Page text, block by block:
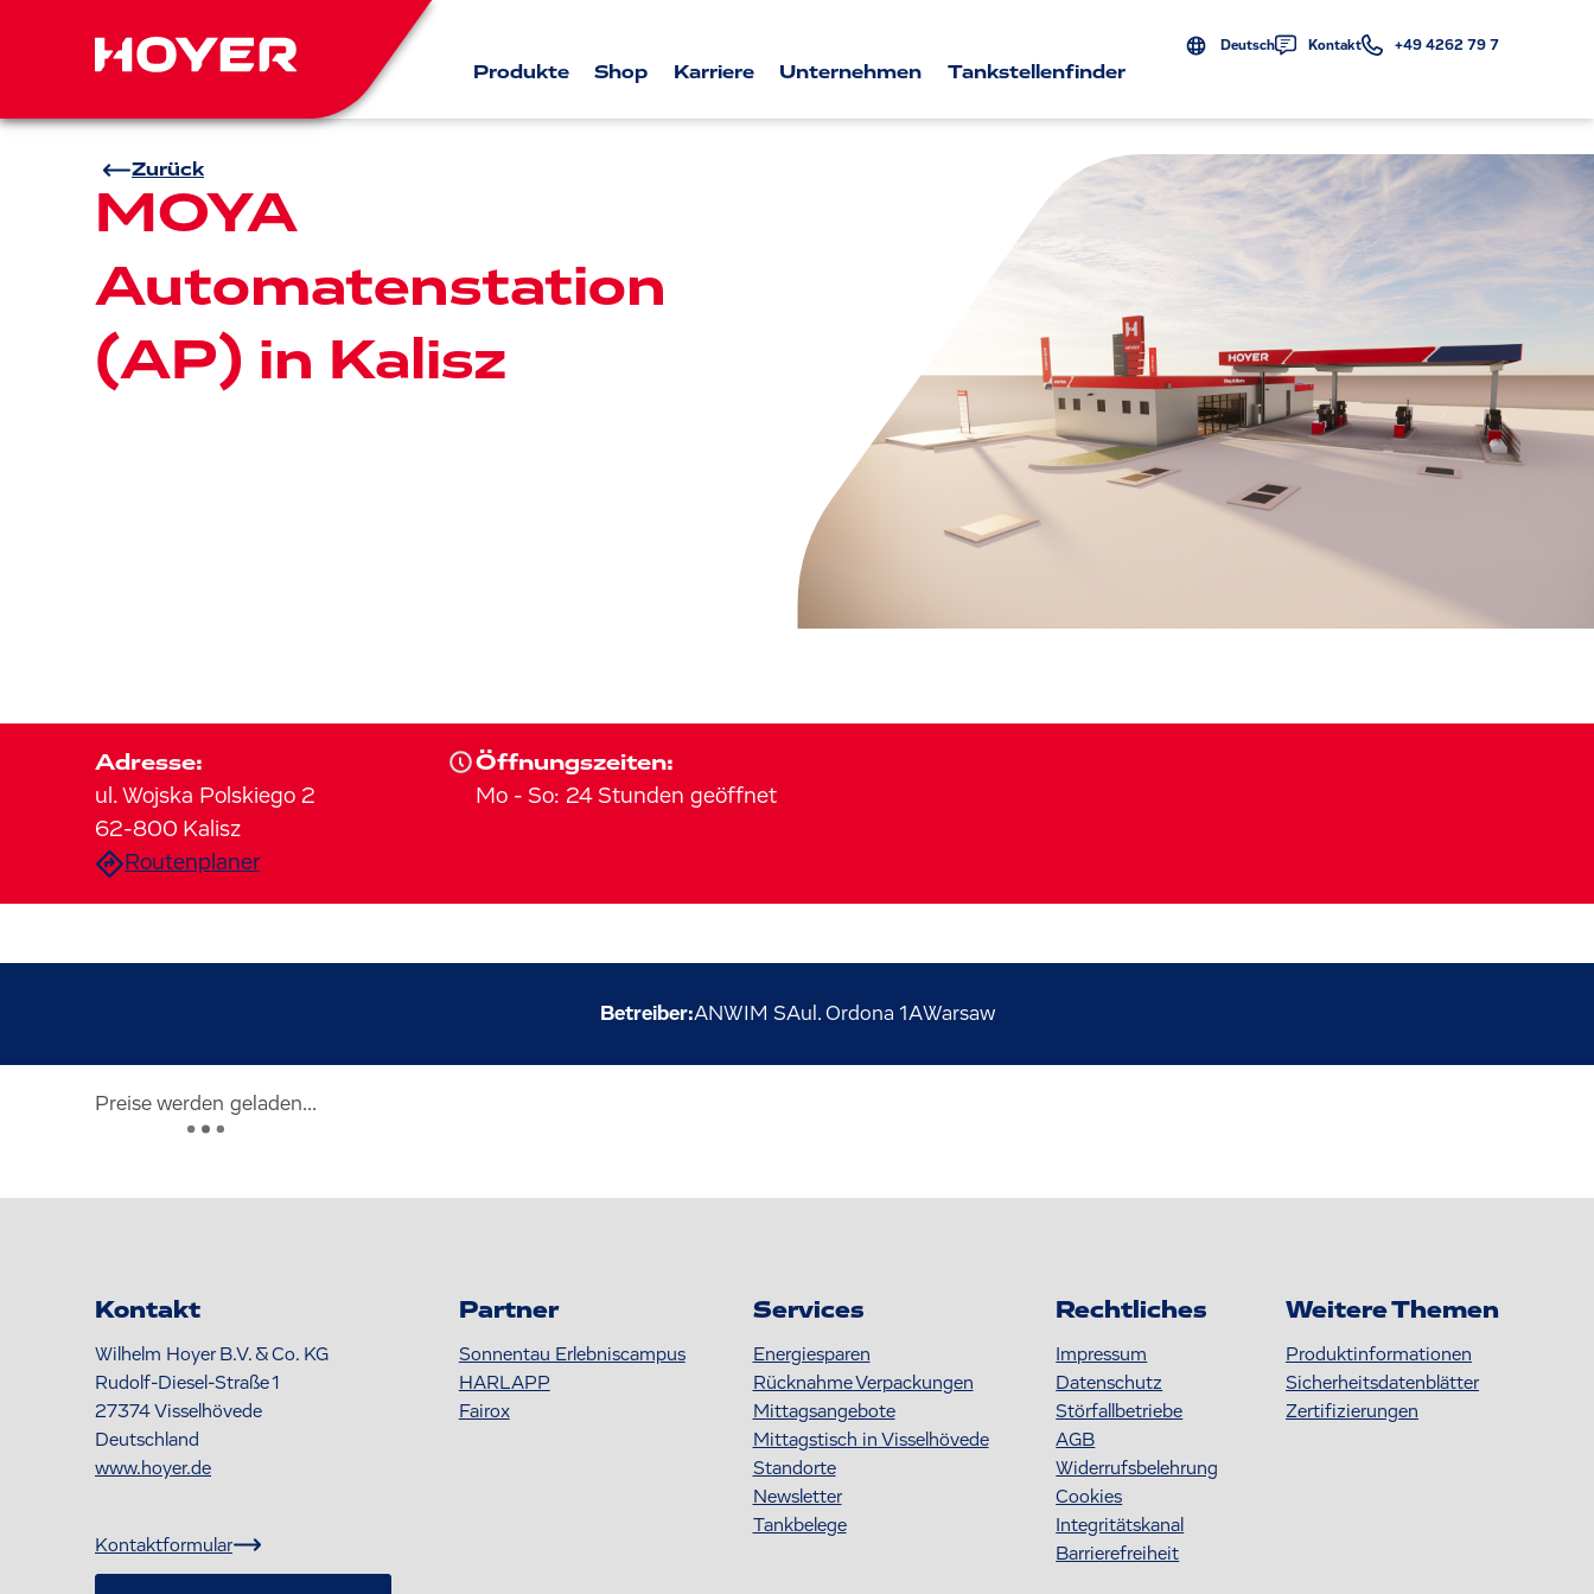
Deutsch Kontakt +49 4262 79 7
Produkte Shop Karriere Unternehmen Tankstellenfinder
Zurück
MOYA
Automatenstation
(AP) in Kalisz
Adresse:
ul. Wojska Polskiego 2
62-800 Kalisz
Routenplaner
Öffnungszeiten:
Mo - So: 24 Stunden geöffnet
Betreiber:ANWIM SAul. Ordona 1AWarsaw
Preise werden geladen...
Kontakt
Wilhelm Hoyer B.V. & Co. KG
Rudolf-Diesel-Straße 1
27374Visselhövede
Deutschland
www.hoyer.de
Kontaktformular
Partner
Sonnentau Erlebniscampus
HARLAPP
Fairox
Services
Energiesparen
Rücknahme Verpackungen
Mittagsangebote
Mittagstisch in Visselhövede
Standorte
Newsletter
Tankbelege
Rechtliches
Impressum
Datenschutz
Störfallbetriebe
AGB
Widerrufsbelehrung
Cookies
Integritätskanal
Barrierefreiheit
Weitere Themen
Produktinformationen
S icherheitsdatenblätter
Zertifizierungen